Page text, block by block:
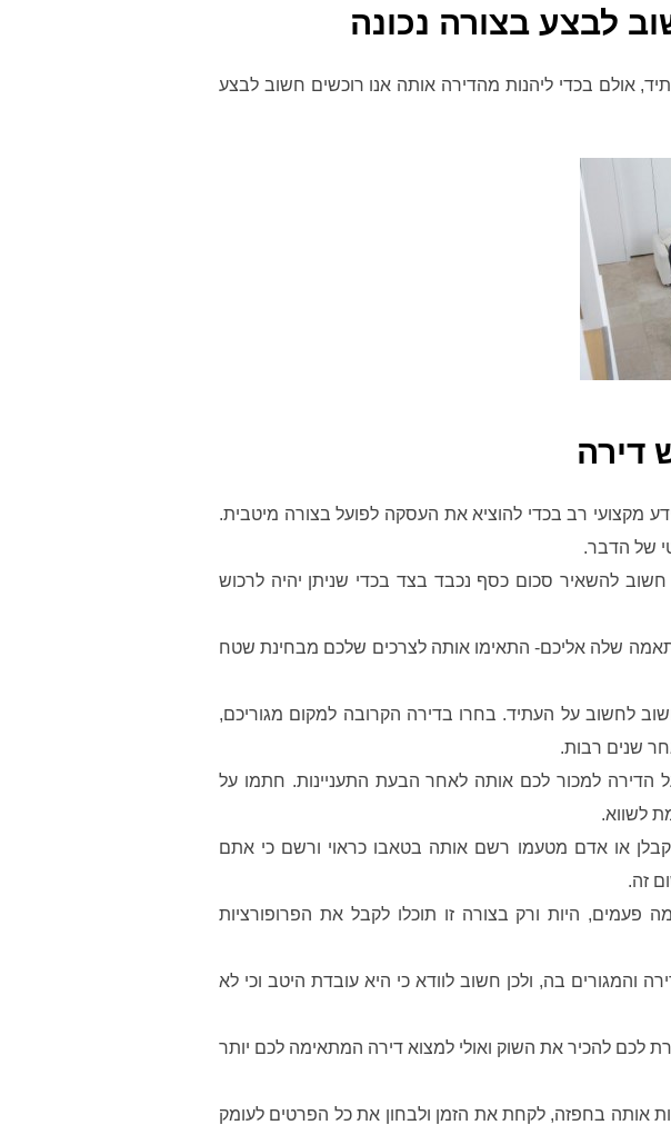
לבצע בצורה נכונה
אולם בכדי ליהנות מהדירה אותה אנו רוכשים חשוב לבצע
מקצועי רב בכדי להוציא את העסקה לפועל בצורה מיטבית.
של הדבר.
להשאיר סכום כסף נכבד בצד בכדי שניתן יהיה לרכוש
שלה אליכם- התאימו אותה לצרכים שלכם מבחינת שטח
לחשוב על העתיד. בחרו בדירה הקרובה למקום מגוריכם,
שנים רבות.
הדירה למכור לכם אותה לאחר הבעת התעניינות. חתמו על
לשווא.
או אדם מטעמו רשם אותה בטאבו כראוי ורשם כי אתם
זה.
היות ורק בצורה זו תוכלו לקבל את הפרופורציות
והמגורים בה, ולכן חשוב לוודא כי היא עובדת היטב וכי לא
להכיר את השוק ואולי למצוא דירה המתאימה לכם יותר
אותה בחפזה, לקחת את הזמן ולבחון את כל הפרטים לעומק